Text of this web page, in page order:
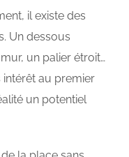
il existe des
Un dessous
un palier étroit…
intérêt au premier
un potentiel